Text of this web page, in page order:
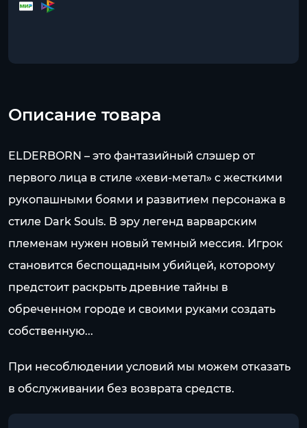
Описание товара
ELDERBORN – это фантазийный слэшер от
первого лица в стиле «хеви-метал» с жесткими
рукопашными боями и развитием персонажа в
стиле Dark Souls. В эру легенд варварским
племенам нужен новый темный мессия. Игрок
становится беспощадным убийцей, которому
предстоит раскрыть древние тайны в
обреченном городе и своими руками создать
собственную...
При несоблюдении условий мы можем отказать
в обслуживании без возврата средств.